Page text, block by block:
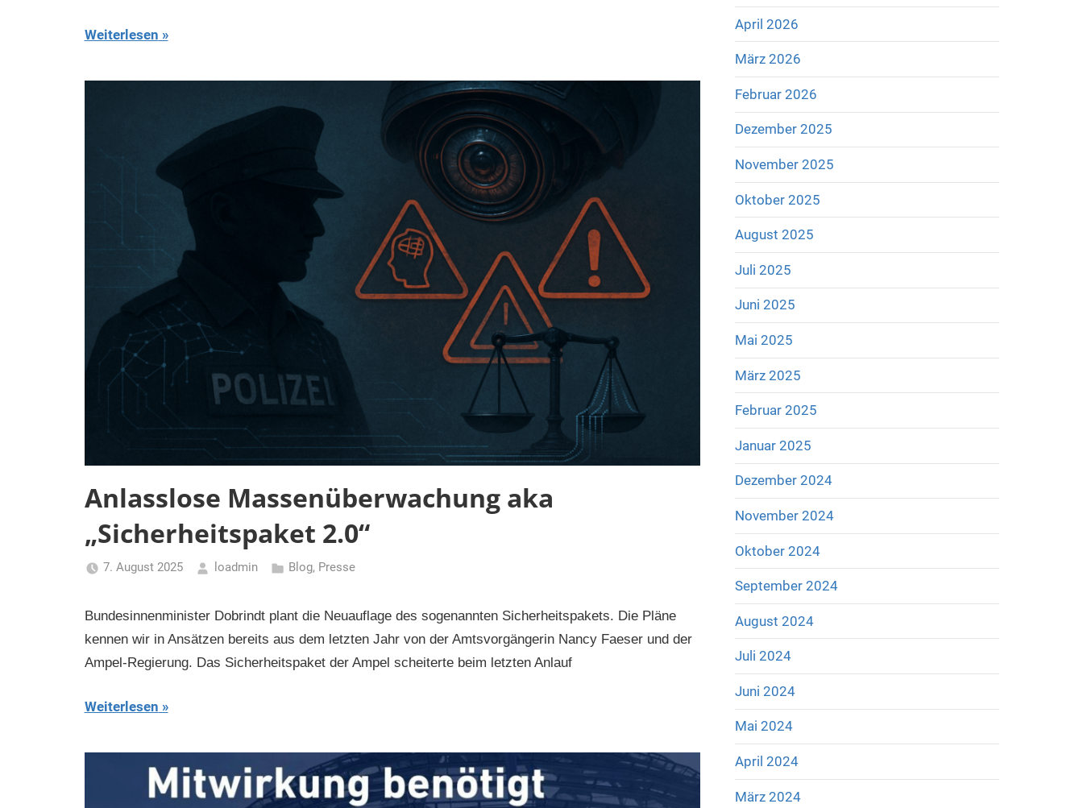
Weiterlesen
Anlasslose Massenüberwachung aka
„Sicherheitspaket 2.0“
7. August 2025 loadmin Blog, Presse
Bundesinnenminister Dobrindt plant die Neuauflage des sogenannten Sicherheitspakets. Die Pläne
kennen wir in Ansätzen bereits aus dem letzten Jahr von der Amtsvorgängerin Nancy Faeser und der
Ampel-Regierung. Das Sicherheitspaket der Ampel scheiterte beim letzten Anlauf
Weiterlesen
April 2026
März 2026
Februar 2026
Dezember 2025
November 2025
Oktober 2025
August 2025
Juli 2025
Juni 2025
Mai 2025
März 2025
Februar 2025
Januar 2025
Dezember 2024
November 2024
Oktober 2024
September 2024
August 2024
Juli 2024
Juni 2024
Mai 2024
April 2024
März 2024